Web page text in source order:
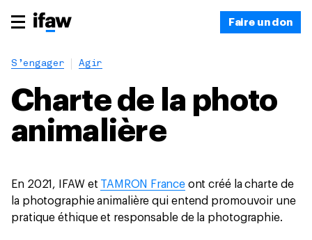
Faire un don
S’engager Agir
Charte de la photo
animalière
En 2021, IFAW et TAMRON Franceont créé la charte de
la photographie animalière qui entend promouvoir une
pratique éthique et responsable de la photographie.